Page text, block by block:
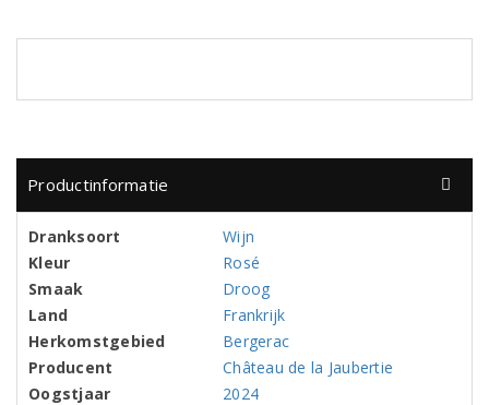
Productinformatie
Dranksoort
Wijn
Kleur
Rosé
Smaak
Droog
Land
Frankrijk
Herkomstgebied
Bergerac
Producent
Château de la Jaubertie
Oogstjaar
2024